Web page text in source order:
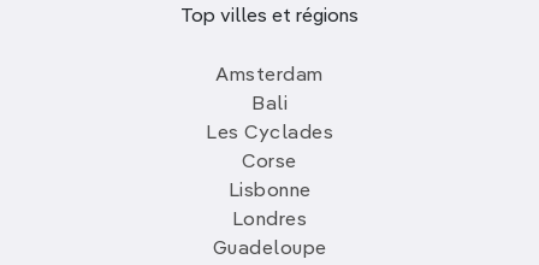
Top villes et régions
Amsterdam
Bali
Les Cyclades
Corse
Lisbonne
Londres
Guadeloupe